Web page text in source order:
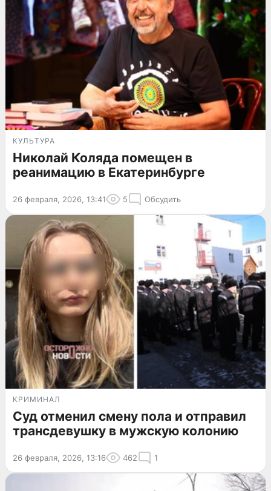
КУЛЬТУРА
Николай Коляда помещен в
реанимацию в Екатеринбурге
26 февраля, 2026, 13:41 5 Обсудить
КРИМИНАЛ
Суд отменил смену пола и отправил
трансдевушку в мужскую колонию
26 февраля, 2026, 13:16 462 1